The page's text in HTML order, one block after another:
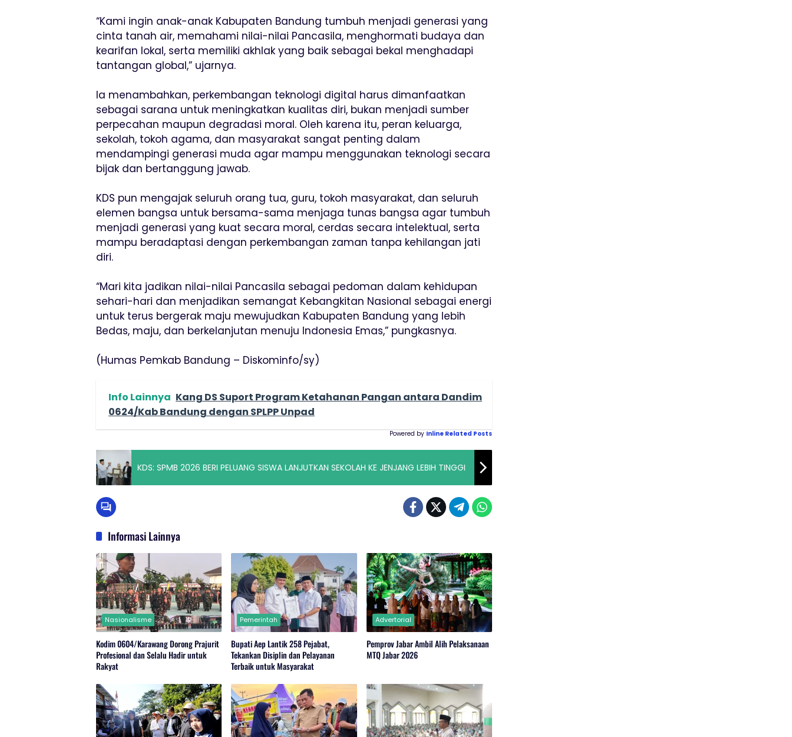
“Kami ingin anak-anak Kabupaten Bandung tumbuh menjadi generasi yang
cinta tanah air, memahami nilai-nilai Pancasila, menghormati budaya dan
kearifan lokal, serta memiliki akhlak yang baik sebagai bekal menghadapi
tantangan global,” ujarnya.
Ia menambahkan, perkembangan teknologi digital harus dimanfaatkan
sebagai sarana untuk meningkatkan kualitas diri, bukan menjadi sumber
perpecahan maupun degradasi moral. Oleh karena itu, peran keluarga,
sekolah, tokoh agama, dan masyarakat sangat penting dalam
mendampingi generasi muda agar mampu menggunakan teknologi secara
bijak dan bertanggung jawab.
KDS pun mengajak seluruh orang tua, guru, tokoh masyarakat, dan seluruh
elemen bangsa untuk bersama-sama menjaga tunas bangsa agar tumbuh
menjadi generasi yang kuat secara moral, cerdas secara intelektual, serta
mampu beradaptasi dengan perkembangan zaman tanpa kehilangan jati
diri.
“Mari kita jadikan nilai-nilai Pancasila sebagai pedoman dalam kehidupan
sehari-hari dan menjadikan semangat Kebangkitan Nasional sebagai energi
untuk terus bergerak maju mewujudkan Kabupaten Bandung yang lebih
Bedas, maju, dan berkelanjutan menuju Indonesia Emas,” pungkasnya.
(Humas Pemkab Bandung – Diskominfo/sy)
Info Lainnya Kang DS Suport Program Ketahanan Pangan antara Dandim
0624/Kab Bandung dengan SPLPP Unpad
Powered by Inline Related Posts
KDS: SPMB 2026 BERI PELUANG SISWA LANJUTKAN SEKOLAH KE JENJANG LEBIH TINGGI
Informasi Lainnya
Nasionalisme
Kodim 0604/Karawang Dorong Prajurit
Profesional dan Selalu Hadir untuk
Rakyat
Pemerintah
Bupati Aep Lantik 258 Pejabat,
Tekankan Disiplin dan Pelayanan
Terbaik untuk Masyarakat
Advertorial
Pemprov Jabar Ambil Alih Pelaksanaan
MTQ Jabar 2026